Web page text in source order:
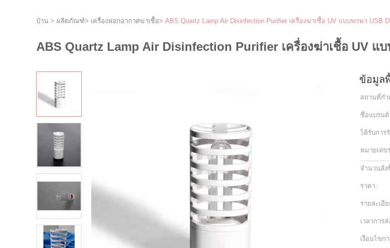
บ้าน > ผลิตภัณฑ์> เครื่องฟอกอากาศฆ่าเชื้อ> ABS Quartz Lamp Air Disinfection Purifier เครื่องฆ่าเชื้อ UV แบบพกพา USB
ABS Quartz Lamp Air Disinfection Purifier เครื่องฆ่าเชื้อ UV แ
ข้อมูล
สถานที่กำ
ชื่อแบรนด์:
ได้รับการ
หมายเลข
จำนวนสั่
ราคา:
รายละเอี
เวลาการ
เงื่อนไขก